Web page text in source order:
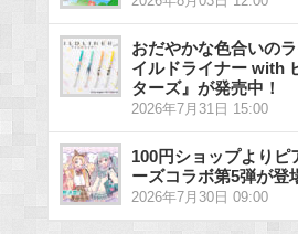
おだやかな色合いの
イルドライナー with
ターズ』が発売中！
2026年7月31日 15:00
100円ショップよりピ
ーズコラボ第5弾が登
2026年7月30日 09:00